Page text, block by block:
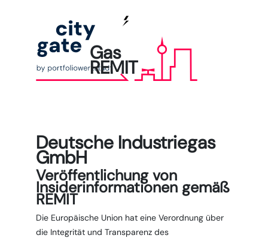
Gas
REMIT
Deutsche Industriegas
GmbH
Veröffentlichung von
Insiderinformationen gemäß
REMIT
Die Europäische Union hat eine Verordnung über
die Integrität und Transparenz des